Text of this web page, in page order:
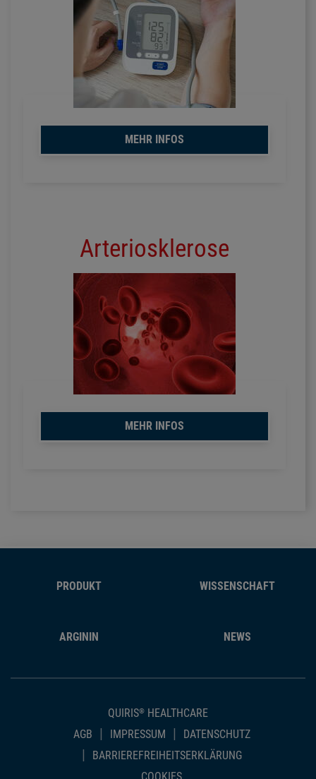
MEHR INFOS
Arteriosklerose
MEHR INFOS
PRODUKT
ARGININ
WISSENSCHAFT
NEWS
QUIRIS® HEALTHCARE
AGB
IMPRESSUM
DATENSCHUTZ
BARRIEREFREIHEITSERKLÄRUNG
COOKIES